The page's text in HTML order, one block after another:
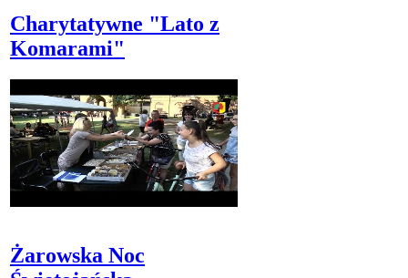
Charytatywne "Lato z
Komarami"
Żarowska Noc